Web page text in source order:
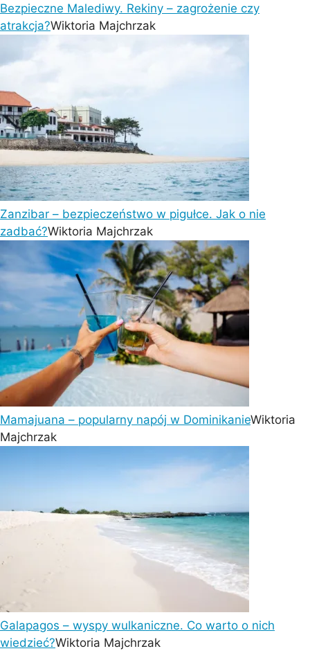
Bezpieczne Malediwy. Rekiny – zagrożenie czy
atrakcja?Wiktoria Majchrzak
Zanzibar – bezpieczeństwo w pigułce. Jak o nie
zadbać?Wiktoria Majchrzak
Mamajuana – popularny napój w DominikanieWiktoria
Majchrzak
Galapagos – wyspy wulkaniczne. Co warto o nich
wiedzieć?Wiktoria Majchrzak